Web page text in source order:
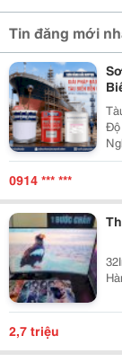
Tin đăng mới
Độ
0914 *** ***
32In
2,7 triệu